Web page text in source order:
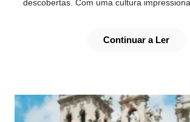
descobertas. Com uma cultura
Continuar a Ler